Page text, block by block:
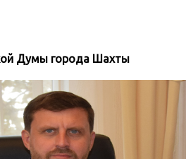
Думы города Шахты